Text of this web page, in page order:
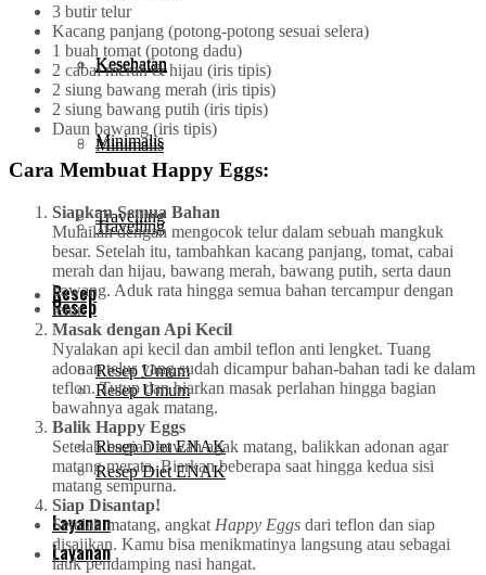
Kesehatan
Minimalis
Travelling
Resep
Resep Umum
Resep Diet ENAK
Layanan
Kesehatan
Minimalis
Travelling
Resep
Resep Umum
Resep Diet ENAK
Layanan
3 butir telur
Kacang panjang (potong-potong sesuai selera)
1 buah tomat (potong dadu)
2 cabai merah & hijau (iris tipis)
2 siung bawang merah (iris tipis)
2 siung bawang putih (iris tipis)
Daun bawang (iris tipis)
Cara Membuat Happy Eggs:
Siapkan Semua Bahan
Mulailah dengan mengocok telur dalam sebuah mangkuk
besar. Setelah itu, tambahkan kacang panjang, tomat, cabai
merah dan hijau, bawang merah, bawang putih, serta daun
bawang. Aduk rata hingga semua bahan tercampur dengan
telur.
Masak dengan Api Kecil
Nyalakan api kecil dan ambil teflon anti lengket. Tuang
adonan telur yang sudah dicampur bahan-bahan tadi ke dalam
teflon. Tutup dan biarkan masak perlahan hingga bagian
bawahnya agak matang.
Balik Happy Eggs
Setelah bagian bawah agak matang, balikkan adonan agar
matang merata. Biarkan beberapa saat hingga kedua sisi
matang sempurna.
Siap Disantap!
Setelah matang, angkat Happy Eggs dari teflon dan siap
disajikan. Kamu bisa menikmatinya langsung atau sebagai
lauk pendamping nasi hangat.